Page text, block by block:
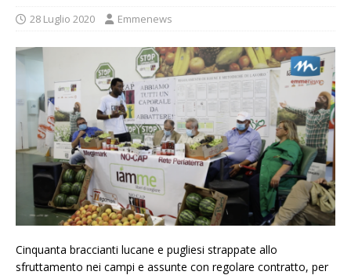
28 Luglio 2020 Emmenews
Cinquanta braccianti lucane e pugliesi strappate allo
sfruttamento nei campi e assunte con regolare contratto, per